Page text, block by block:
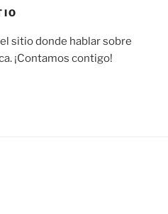
sitio donde hablar sobre
¡Contamos contigo!